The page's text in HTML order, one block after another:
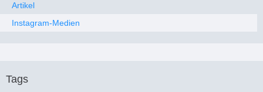
Artikel
Instagram-Medien
Tags